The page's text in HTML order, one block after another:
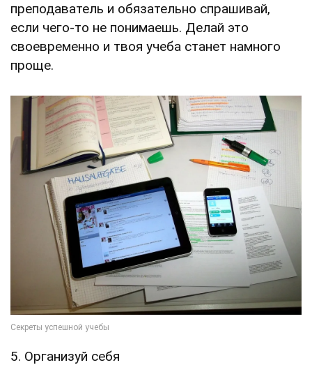
преподаватель и обязательно спрашивай,
если чего-то не понимаешь. Делай это
своевременно и твоя учеба станет намного
проще.
5. Организуй себя